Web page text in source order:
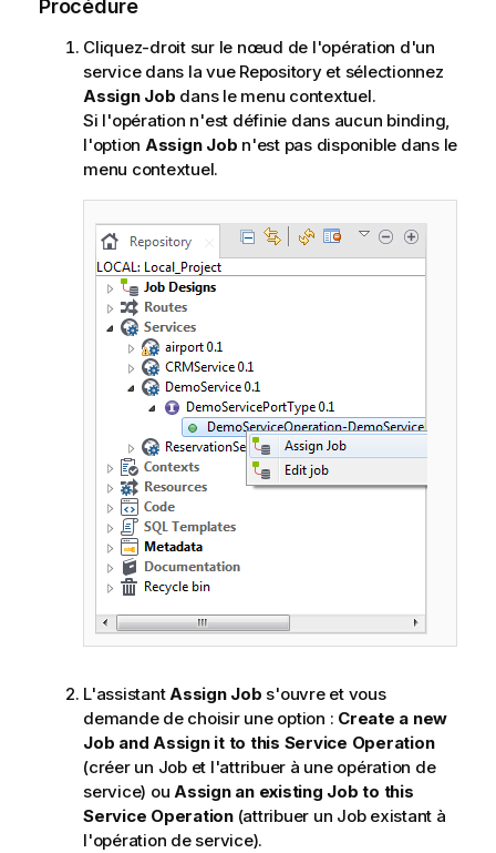
Procédure
Cliquez-droit sur le nœud de l'opération d'un
service dans la vue Repository et sélectionnez
Assign Job dans le menu contextuel.
Si l'opération n'est définie dans aucun binding,
l'option Assign Job n'est pas disponible dans le
menu contextuel.
L'assistantAssign Job s'ouvre et vous
demande de choisir une option : Create a new
Job and Assign it to this Service Operation
(créer un Job et l'attribuer à une opération de
service) ou Assign an existing Job to this
Service Operation(attribuer un Job existant à
l'opération de service).